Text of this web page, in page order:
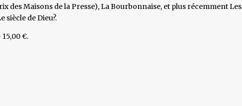
des Maisons de la Presse), La Bourbonnaise, et plus récemment Les
siècle de Dieu?.
€.